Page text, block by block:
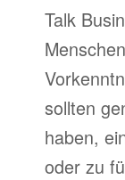
Talk
sollten
haben,
oder zu